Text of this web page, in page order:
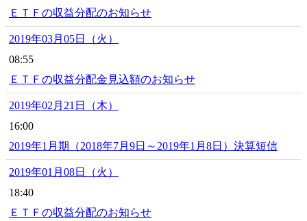
ＥＴＦの収益分配のお知らせ
2019年03月05日（火）
08:55
ＥＴＦの収益分配金見込額のお知らせ
2019年02月21日（木）
16:00
2019年1月期（2018年7月9日～2019年1月8日）決算短信
2019年01月08日（火）
18:40
ＥＴＦの収益分配のお知らせ